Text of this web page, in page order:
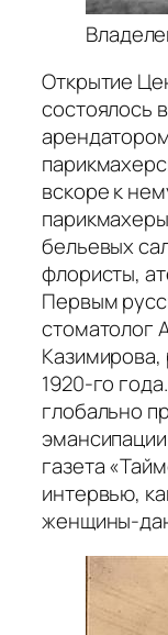
Открытие
состоялось
вскоре к
бельевых
флористы,
Первым
стоматолог
1920-го
глобально
газета
интервью,
женщины-